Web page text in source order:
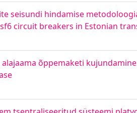
seisundi hindamise
circuit breakers in Estonian
õppemaketi